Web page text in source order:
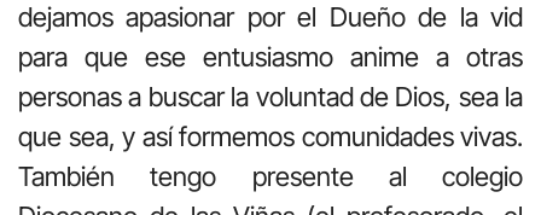
dejamos apasionar por el Dueño de la vid
para que ese entusiasmo anime a otras
personas a buscar la voluntad de Dios, sea la
que sea, y así formemos comunidades vivas.
También tengo presente al colegio